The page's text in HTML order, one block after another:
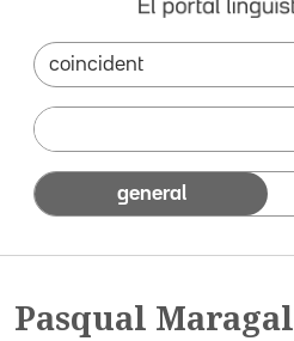
general
Pasqual